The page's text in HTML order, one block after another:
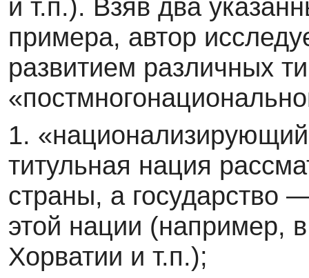
и т.п.). Взяв два
примера, автор
развитием различных
1.
титульная нация
страны, а государство
этой нации (например,
Хорватии и т.п.);